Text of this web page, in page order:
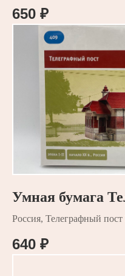
650 ₽
Умная бумага
Россия, Телеграфный
640 ₽